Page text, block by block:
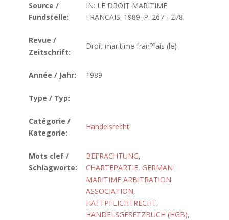
Source /
Fundstelle:
IN: LE DROIT MARITIME
FRANCAIS. 1989. P. 267 - 278.
Revue /
Zeitschrift:
Droit maritime fran?ºais (le)
Année / Jahr: 1989
Type / Typ:
Catégorie /
Kategorie:
Handelsrecht
Mots clef /
Schlagworte:
BEFRACHTUNG,
CHARTEPARTIE, GERMAN
MARITIME ARBITRATION
ASSOCIATION,
HAFTPFLICHTRECHT,
HANDELSGESETZBUCH (HGB),